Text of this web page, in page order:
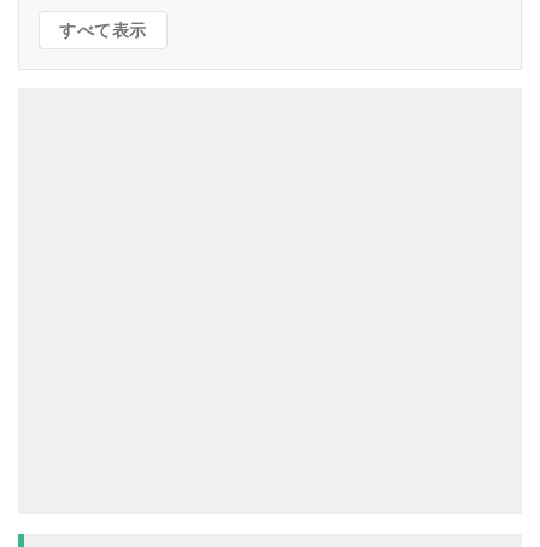
すべて表示